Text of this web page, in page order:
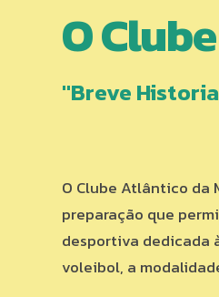
O Clube
"Breve
O Clube Atlântico da
preparação que
desportiva dedicada
voleibol, a